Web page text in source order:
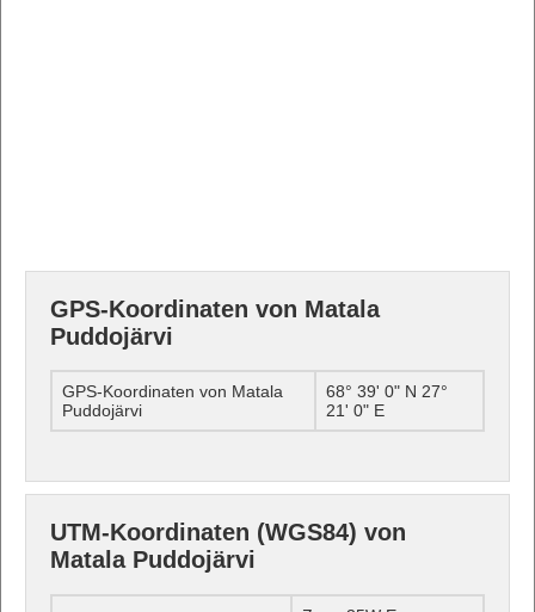
GPS-Koordinaten von Matala
Puddojärvi
GPS-Koordinaten von Matala
Puddojärvi
68° 39' 0" N 27°
21' 0" E
UTM-Koordinaten (WGS84) von
Matala Puddojärvi